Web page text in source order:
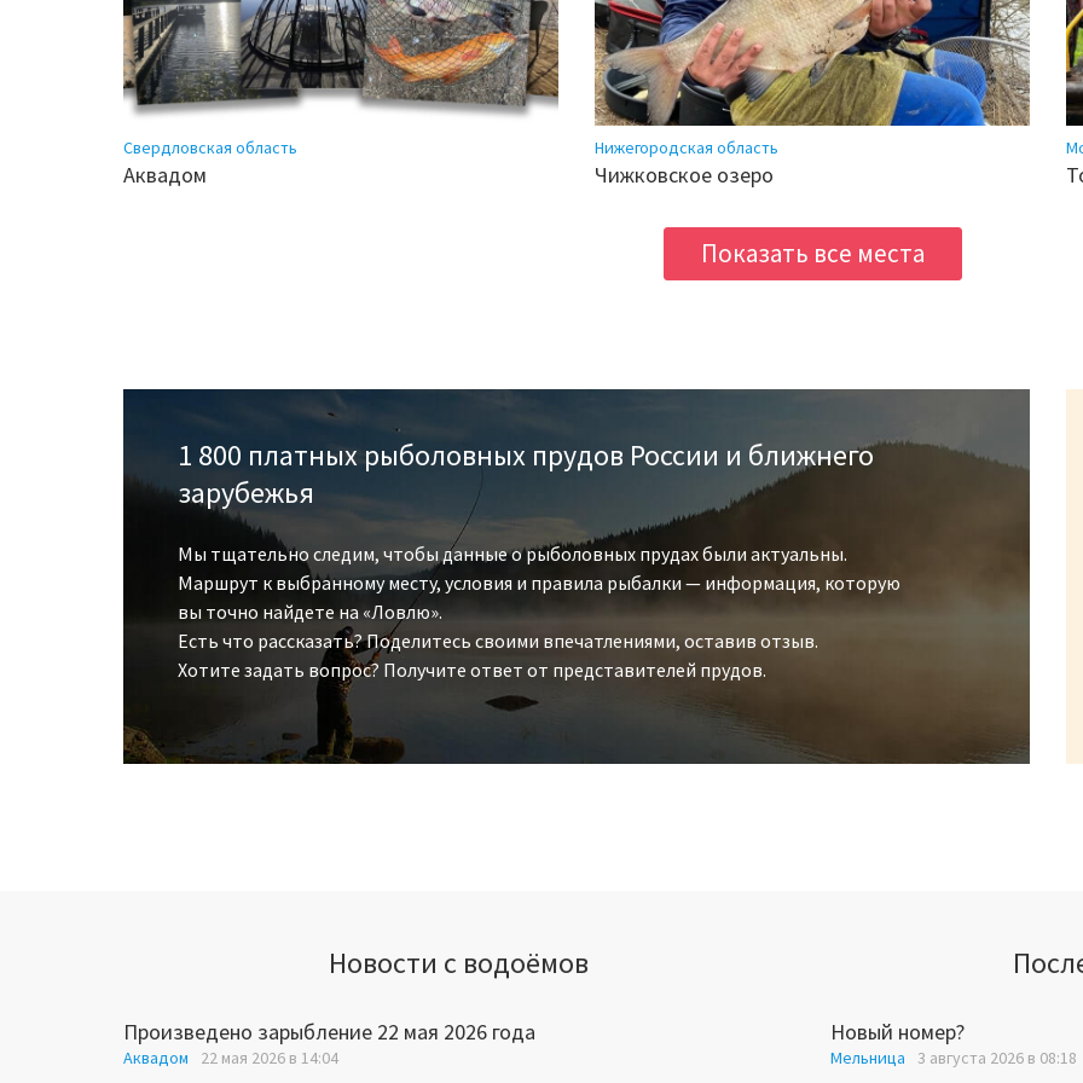
Свердловская область
Аквадом
Нижегородская область
Чижковское озеро
Показать все места
1 800 платных рыболовных прудов России и ближнего
зарубежья
Мы тщательно следим, чтобы данные о рыболовных прудах были актуальны.
Маршрут к выбранному месту, условия и правила рыбалки — информация, которую
вы точно найдете на «Ловлю».
Есть что рассказать? Поделитесь своими впечатлениями, оставив отзыв.
Хотите задать вопрос? Получите ответ от представителей прудов.
Новости с водоёмов
Произведено зарыбление 22 мая 2026 года
Аквадом 22 мая 2026 в 14:04
Новый номер?
Мельница 3 августа 2026 в 08:18